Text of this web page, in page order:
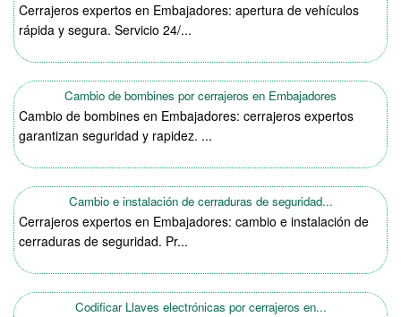
Cerrajeros expertos en Embajadores: apertura de vehículos
rápida y segura. Servicio 24/...
Cambio de bombines por cerrajeros en Embajadores
Cambio de bombines en Embajadores: cerrajeros expertos
garantizan seguridad y rapidez. ...
Cambio e instalación de cerraduras de seguridad...
Cerrajeros expertos en Embajadores: cambio e instalación de
cerraduras de seguridad. Pr...
Codificar Llaves electrónicas por cerrajeros en...